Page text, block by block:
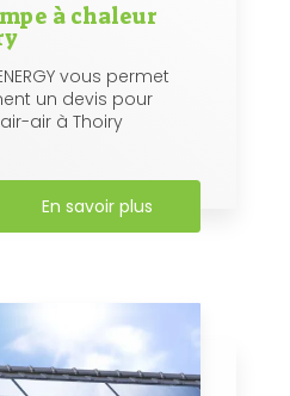
à chaleur
vous permet
un devis pour
air à Thoiry
En savoir plus